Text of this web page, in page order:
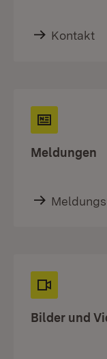
Kontakt
Meldungen
Bilder und